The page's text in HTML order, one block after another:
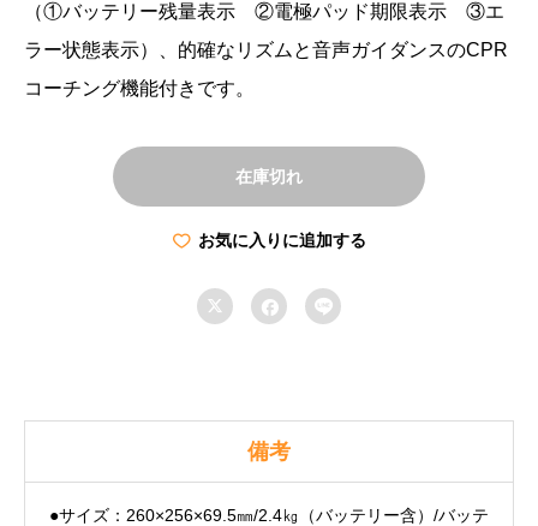
（①バッテリー残量表示 ②電極パッド期限表示 ③エ
ラー状態表示）、的確なリズムと音声ガイダンスのCPR
コーチング機能付きです。
在庫切れ
お気に入りに追加する
  
備考
●サイズ：260×256×69.5㎜/2.4㎏（バッテリー含）/バッテ